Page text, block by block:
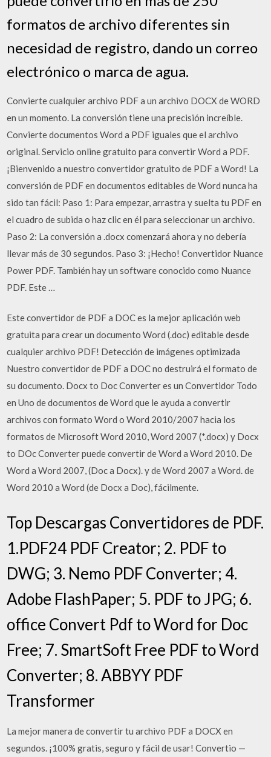
formatos de archivo diferentes sin
necesidad de registro, dando un correo
electrónico o marca de agua.
Convierte cualquier archivo PDF a un archivo DOCX de WORD
en un momento. La conversión tiene una precisión increíble.
Convierte documentos Word a PDF iguales que el archivo
original. Servicio online gratuito para convertir Word a PDF.
¡Bienvenido a nuestro convertidor gratuito de PDF a Word! La
conversión de PDF en documentos editables de Word nunca ha
sido tan fácil: Paso 1: Para empezar, arrastra y suelta tu PDF en
el cuadro de subida o haz clic en él para seleccionar un archivo.
Paso 2: La conversión a .docx comenzará ahora y no debería
llevar más de 30 segundos. Paso 3: ¡Hecho! Convertidor Nuance
Power PDF. También hay un software conocido como Nuance
PDF. Este …
Este convertidor de PDF a DOC es la mejor aplicación web
gratuita para crear un documento Word (.doc) editable desde
cualquier archivo PDF! Detección de imágenes optimizada
Nuestro convertidor de PDF a DOC no destruirá el formato de
su documento. Docx to Doc Converter es un Convertidor Todo
en Uno de documentos de Word que le ayuda a convertir
archivos con formato Word o Word 2010/2007 hacia los
formatos de Microsoft Word 2010, Word 2007 (*.docx) y Docx
to DOc Converter puede convertir de Word a Word 2010. De
Word a Word 2007, (Doc a Docx). y de Word 2007 a Word. de
Word 2010 a Word (de Docx a Doc), fácilmente.
Top Descargas Convertidores de PDF.
1.PDF24 PDF Creator; 2. PDF to
DWG; 3. Nemo PDF Converter; 4.
Adobe FlashPaper; 5. PDF to JPG; 6.
office Convert Pdf to Word for Doc
Free; 7. SmartSoft Free PDF to Word
Converter; 8. ABBYY PDF
Transformer
La mejor manera de convertir tu archivo PDF a DOCX en
segundos. ¡100% gratis, seguro y fácil de usar! Convertio —